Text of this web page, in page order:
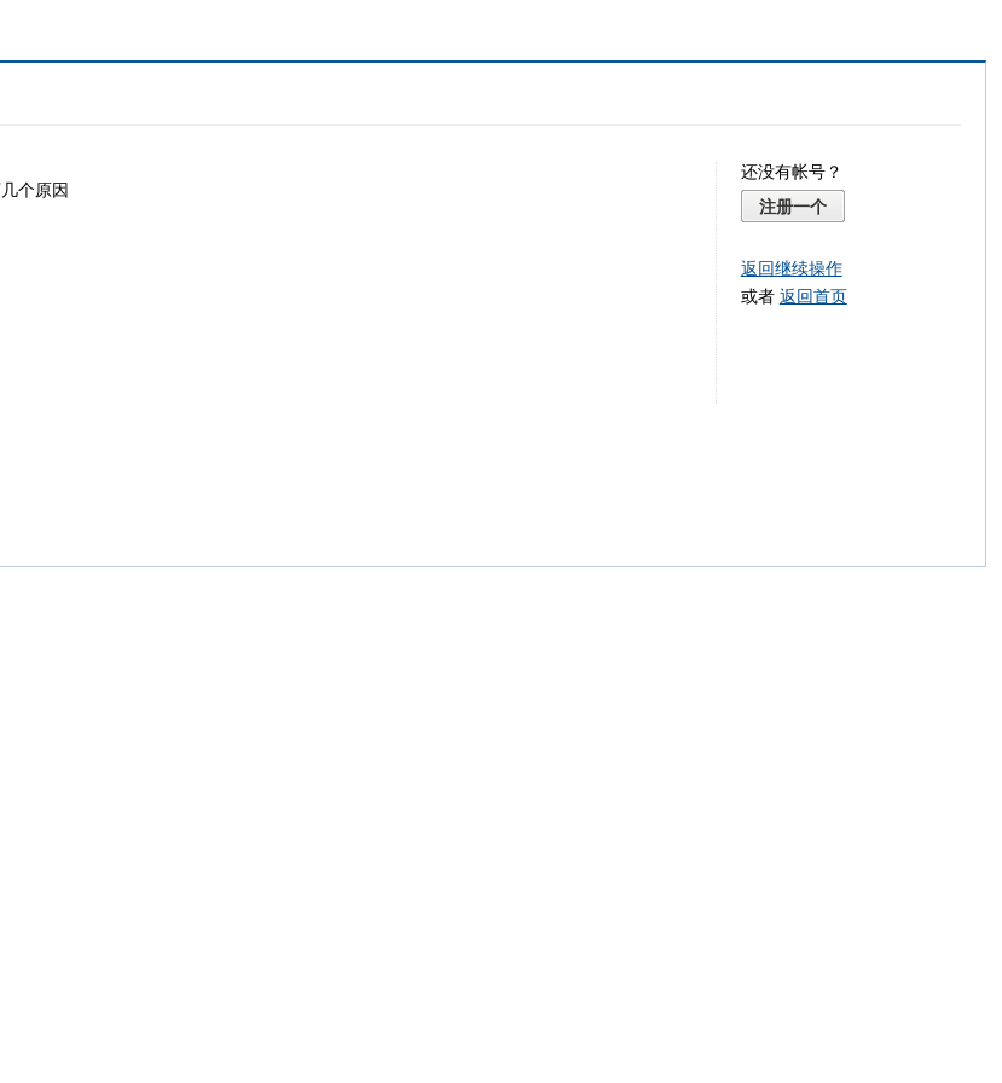
个原因
还没有帐号？
注册一个
返回继续操作
或者 返回首页